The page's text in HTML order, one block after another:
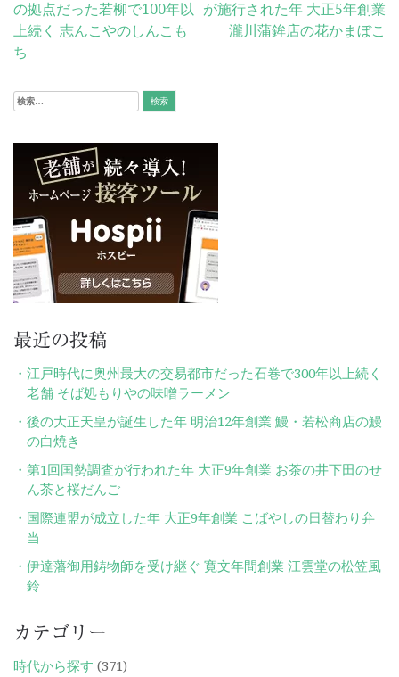
稿
ナ
ゲ
ー
シ
ョ
ン
の拠点だった若柳で100年以
上続く 志んこやのしんこも
ち
が施行された年 大正5年創業
瀧川蒲鉾店の花かまぼこ
検
最近の投稿
江戸時代に奥州最大の交易都市だった石巻で300年以上続く
老舗 そば処もりやの味噌ラーメン
後の大正天皇が誕生した年 明治12年創業 鰻・若松商店の鰻
の白焼き
第1回国勢調査が行われた年 大正9年創業 お茶の井下田のせ
ん茶と桜だんご
国際連盟が成立した年 大正9年創業 こばやしの日替わり弁
当
伊達藩御用鋳物師を受け継ぐ 寛文年間創業 江雲堂の松笠風
鈴
カテゴリー
時代から探す (371)